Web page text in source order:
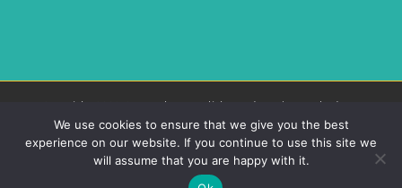
Copyright 2026 Come Along English Academy | Tots els drets
reservats |Come Along
FacebookInstagram
We use cookies to ensure that we give you the best
experience on our website. If you continue to use this site we
will assume that you are happy with it.